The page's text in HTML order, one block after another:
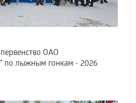
ОАО
по лыжным гонкам - 2026